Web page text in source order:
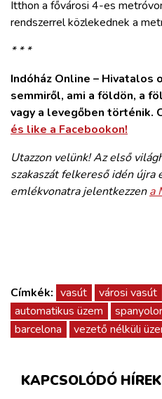
Itthon a fővárosi 4-es
rendszerrel közlekednek a
* * *
Indóház Online – Hivatalos
semmiről, ami a földön, a
vagy a levegőben történik.
és like a Facebookon!
Utazzon velünk! Az első
szakaszát felkereső idén újra
emlékvonatra jelentkezzena
Címkék: vasút városi vasút
automatikus üzem
barcelona
vezető nélküli
KAPCSOLÓDÓ HÍREK